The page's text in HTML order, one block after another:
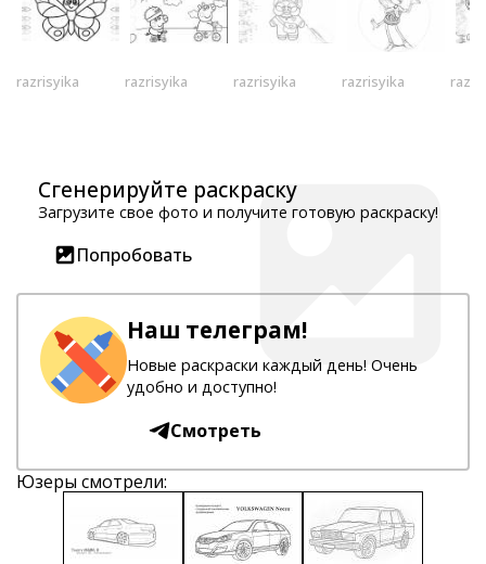
razrisyika razrisyika razrisyika razrisyika
Сгенерируйте раскраску
Загрузите свое фото и получите готовую раскраску!
Попробовать
Наш телеграм!
Новые раскраски каждый день! Очень
удобно и доступно!
Смотреть
Юзеры смотрели: